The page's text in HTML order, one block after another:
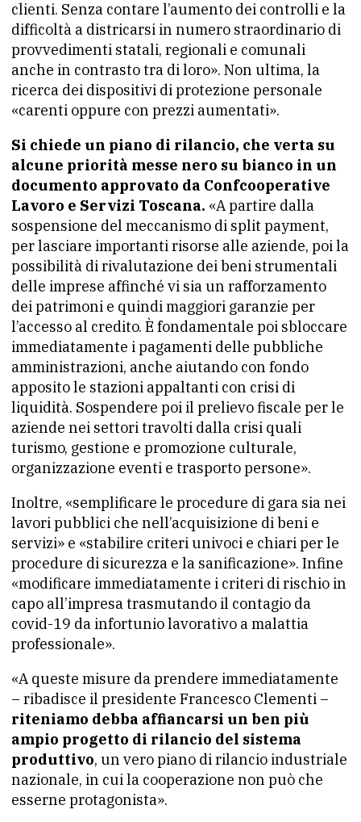
clienti. Senza contare l’aumento dei controlli e la
difficoltà a districarsi in numero straordinario di
provvedimenti statali, regionali e comunali
anche in contrasto tra di loro». Non ultima, la
ricerca dei dispositivi di protezione personale
«carenti oppure con prezzi aumentati».
Si chiede un piano di rilancio, che verta su
alcune priorità messe nero su bianco in un
documento approvato da Confcooperative
Lavoro e Servizi Toscana. «A partire dalla
sospensione del meccanismo di split payment,
per lasciare importanti risorse alle aziende, poi la
possibilità di rivalutazione dei beni strumentali
delle imprese affinché vi sia un rafforzamento
dei patrimoni e quindi maggiori garanzie per
l’accesso al credito. È fondamentale poi sbloccare
immediatamente i pagamenti delle pubbliche
amministrazioni, anche aiutando con fondo
apposito le stazioni appaltanti con crisi di
liquidità. Sospendere poi il prelievo fiscale per le
aziende nei settori travolti dalla crisi quali
turismo, gestione e promozione culturale,
organizzazione eventi e trasporto persone».
Inoltre, «semplificare le procedure di gara sia nei
lavori pubblici che nell’acquisizione di beni e
servizi» e «stabilire criteri univoci e chiari per le
procedure di sicurezza e la sanificazione». Infine
«modificare immediatamente i criteri di rischio in
capo all’impresa trasmutando il contagio da
covid-19 da infortunio lavorativo a malattia
professionale».
«A queste misure da prendere immediatamente
– ribadisce il presidente Francesco Clementi –
riteniamo debba affiancarsi un ben più
ampio progetto di rilancio del sistema
produttivo, un vero piano di rilancio industriale
nazionale, in cui la cooperazione non può che
esserne protagonista».